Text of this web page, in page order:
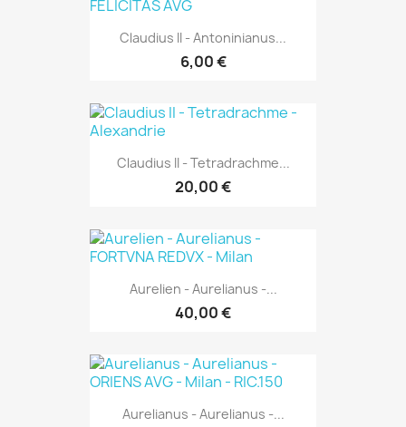
Claudius II - Antoninianus...
6,00 €
Claudius II - Tetradrachme...
20,00 €
Aurelien - Aurelianus -...
40,00 €
Aurelianus - Aurelianus -...